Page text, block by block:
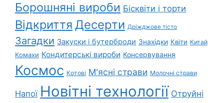
Борошняні вироби Бісквіти і торти
Відкриття Десерти Дріжджове тісто
Загадки Закуски і бутерброди Знахідки Квіти Китай
Комахи Кондитерські вироби Консервування
Космос Котові М'ясні страви Молочні страви
Напої Новітні технології Отруйні